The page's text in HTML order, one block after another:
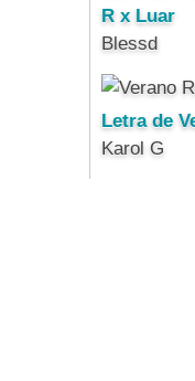
R x Luar
Blessd
Letra de
Karol G